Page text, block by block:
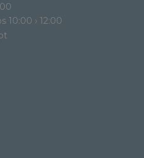
10:00 › 12:00